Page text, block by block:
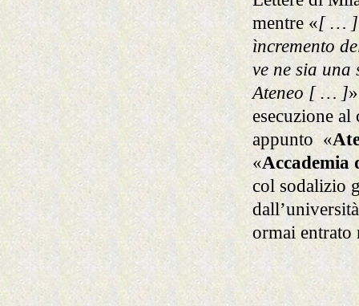
mentre «[ … ]
ìncremento
ve ne sia
Ateneo [ … ]
esecuzione
appunto «
«Accademia
col sodalizio
ormai entrato